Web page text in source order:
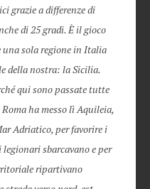
grazie a differenze di
di 25 gradi. È il gioco
una sola regione in Italia
della nostra: la Sicilia.
qui sono passate tutte
ha messo lì Aquileia,
Adriatico, per favorire i
sbarcavano e per
ripartivano